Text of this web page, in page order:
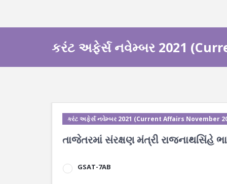
કરંટ અફેર્સ નવેમ્બર 2021
કરંટ અફેર્સ નવેમ્બર 2021 (Current Affairs November
તાજેતરમાં સંરક્ષણ મંત્રી રાજનાથસિંહે
GSAT-7AB